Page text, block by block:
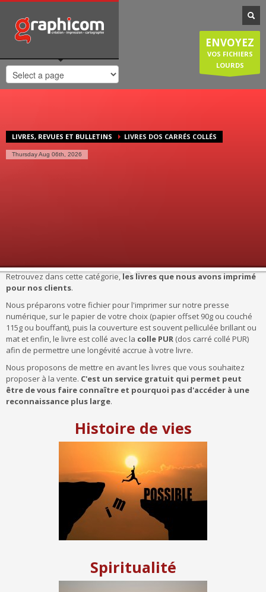
NOTRE SPÉCIALISATION
Notre entreprise familiale est spécialisée dans la cartographie, les
plans de ville, mais est également compétente en infographie, en
création graphique, en impression grâce à nos presses numériques
de haute qualité. Nous réalisons également des sites internet et
couvrons donc une large demande des entreprises et particuliers.
Vendredi: 8:30-12:30/14:00-18:00
Samedi/Dimanche: Fermé.
ENVOYEZ
VOS FICHIERS
LOURDS
LIVRES, REVUES ET BULLETINS LIVRES DOS CARRÉS COLLÉS
Thursday Aug 06th, 2026
Retrouvez dans cette catégorie, les livres que nous avons imprimé
pour nos clients.
Nous préparons votre fichier pour l'imprimer sur notre presse
numérique, sur le papier de votre choix (papier offset 90g ou couché
115g ou bouffant), puis la couverture est souvent pelliculée brillant ou
mat et enfin, le livre est collé avec la colle PUR (dos carré collé PUR)
afin de permettre une longévité accrue à votre livre.
Nous proposons de mettre en avant les livres que vous souhaitez
proposer à la vente. C'est un service gratuit qui permet peut
être de vous faire connaître et pourquoi pas d'accéder à une
reconnaissance plus large.
Histoire de vies
Spiritualité